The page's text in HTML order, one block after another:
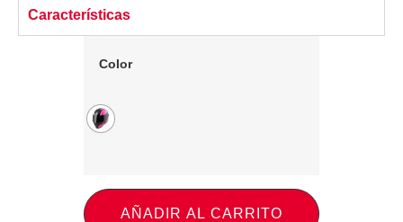
Características
Color
AÑADIR AL CARRITO